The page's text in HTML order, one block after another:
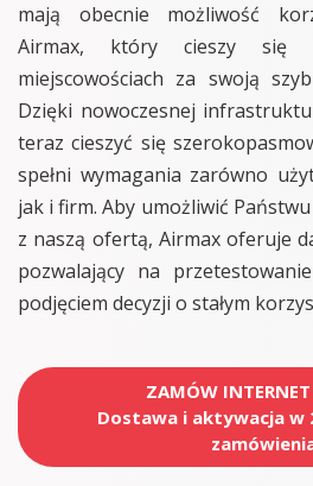
mają obecnie możliwość
Airmax, który cieszy się
miejscowościach za swoją
Dzięki nowoczesnej
teraz cieszyć się
spełni wymagania zarówno
jak i firm. Aby umożliwić
z naszą ofertą, Airmax oferuje
pozwalający na
podjęciem decyzji o stałym
ZAMÓW
Dostawa i aktywacja w